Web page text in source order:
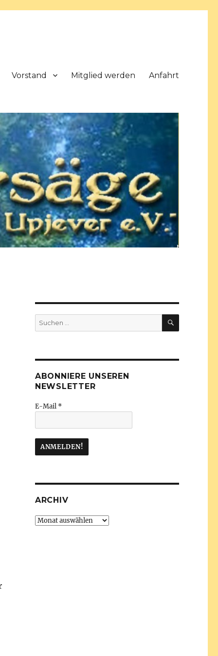
Vorstand Mitglied werden Anfahrt
Suchen
nach:
SUCHEN
ABONNIERE UNSEREN
NEWSLETTER
E-Mail *
ARCHIV
Archiv